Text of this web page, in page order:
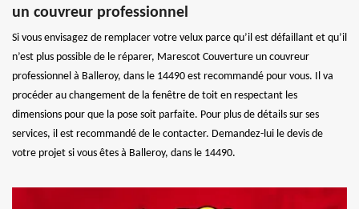
un couvreur professionnel
Si vous envisagez de remplacer votre velux parce qu’il est défaillant et qu’il
n’est plus possible de le réparer, Marescot Couverture un couvreur
professionnel à Balleroy, dans le 14490 est recommandé pour vous. Il va
procéder au changement de la fenêtre de toit en respectant les
dimensions pour que la pose soit parfaite. Pour plus de détails sur ses
services, il est recommandé de le contacter. Demandez-lui le devis de
votre projet si vous êtes à Balleroy, dans le 14490.